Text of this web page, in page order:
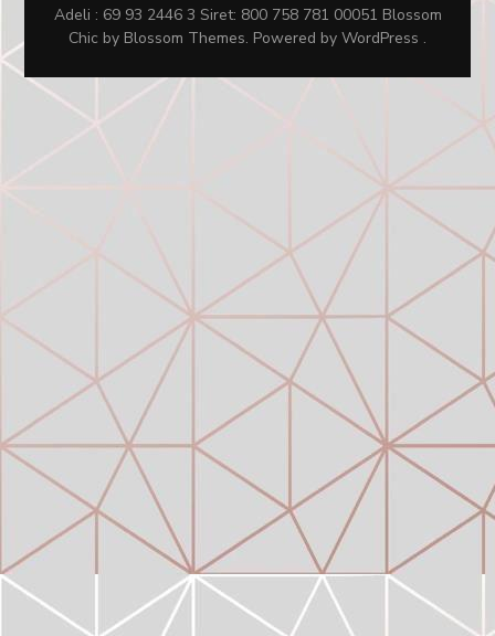
Adeli : 69 93 2446 3 Siret: 800 758 781 00051 Blossom
Chic by Blossom Themes. Powered by WordPress .